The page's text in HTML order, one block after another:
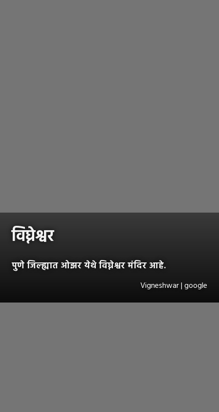
विघ्नेश्वर
पुणे जिल्ह्यात ओझर येथे विघ्नेश्वर मंदिर आहे.
Vigneshwar | google